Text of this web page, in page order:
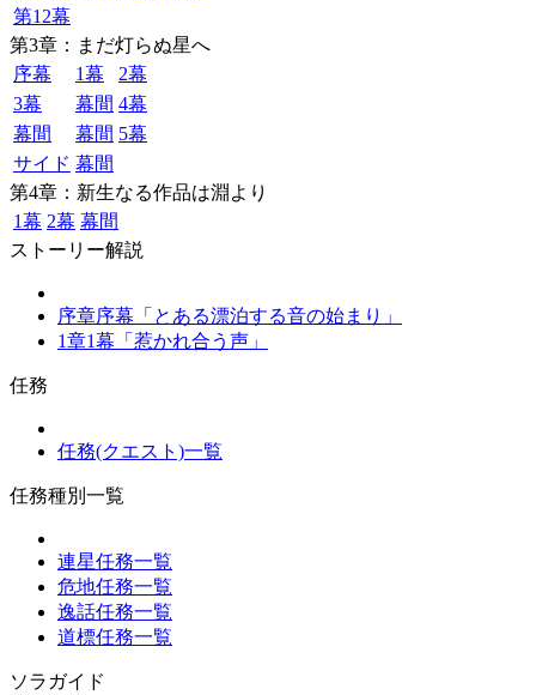
第12幕
第3章：まだ灯らぬ星へ
序幕
1幕
2幕
3幕
幕間 4幕
幕間
幕間 5幕
サイド 幕間
第4章：新生なる作品は淵より
1幕 2幕 幕間
ストーリー解説
序章序幕「とある漂泊する音の始まり」
1章1幕「惹かれ合う声」
任務
任務(クエスト)一覧
任務種別一覧
連星任務一覧
危地任務一覧
逸話任務一覧
道標任務一覧
ソラガイド